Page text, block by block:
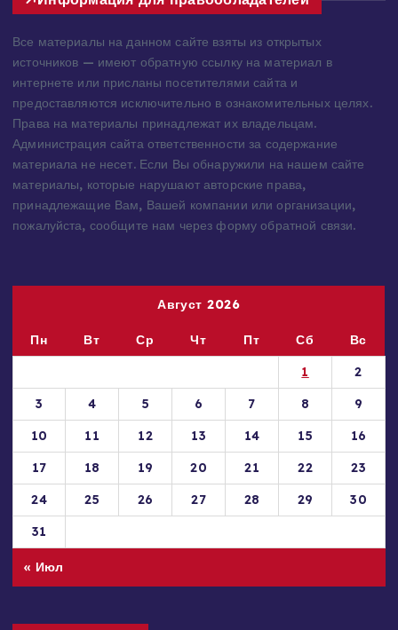
Все материалы на данном сайте взяты из открытых
источников — имеют обратную ссылку на материал в
интернете или присланы посетителями сайта и
предоставляются исключительно в ознакомительных целях.
Права на материалы принадлежат их владельцам.
Администрация сайта ответственности за содержание
материала не несет. Если Вы обнаружили на нашем сайте
материалы, которые нарушают авторские права,
принадлежащие Вам, Вашей компании или организации,
пожалуйста, сообщите нам через форму обратной связи.
Август 2026
Пн Вт Ср Чт Пт Сб
Вс
1
2
3
4 5 6 7 8
9
10
11 12 13 14 15
16
17
18 19 20 21 22
23
24
25 26 27 28 29
30
31
« Июл